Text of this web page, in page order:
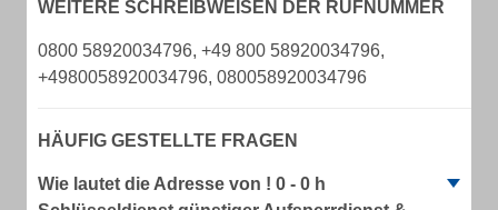
WEITERE SCHREIBWEISEN DER RUFNUMMER
0800 58920034796, +49 800 58920034796,
+4980058920034796, 080058920034796
HÄUFIG GESTELLTE FRAGEN
Wie lautet die Adresse von ! 0 - 0 h